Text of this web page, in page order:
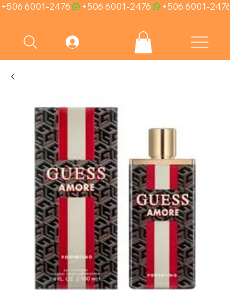
+506 6001-2476